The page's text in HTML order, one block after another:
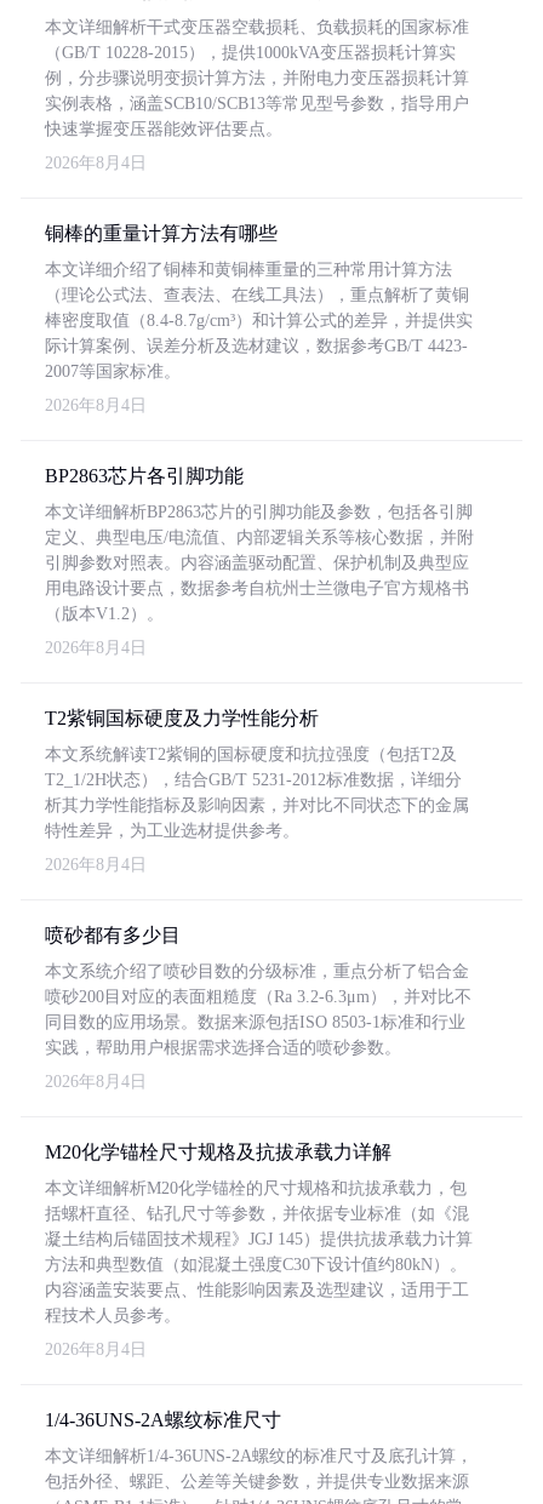
本文详细解析干式变压器空载损耗、负载损耗的国家标准
（GB/T 10228-2015），提供1000kVA变压器损耗计算实
例，分步骤说明变损计算方法，并附电力变压器损耗计算
实例表格，涵盖SCB10/SCB13等常见型号参数，指导用户
快速掌握变压器能效评估要点。
2026年8月4日
铜棒的重量计算方法有哪些
本文详细介绍了铜棒和黄铜棒重量的三种常用计算方法
（理论公式法、查表法、在线工具法），重点解析了黄铜
棒密度取值（8.4-8.7g/cm³）和计算公式的差异，并提供实
际计算案例、误差分析及选材建议，数据参考GB/T 4423-
2007等国家标准。
2026年8月4日
BP2863芯片各引脚功能
本文详细解析BP2863芯片的引脚功能及参数，包括各引脚
定义、典型电压/电流值、内部逻辑关系等核心数据，并附
引脚参数对照表。内容涵盖驱动配置、保护机制及典型应
用电路设计要点，数据参考自杭州士兰微电子官方规格书
（版本V1.2）。
2026年8月4日
T2紫铜国标硬度及力学性能分析
本文系统解读T2紫铜的国标硬度和抗拉强度（包括T2及
T2_1/2H状态），结合GB/T 5231-2012标准数据，详细分
析其力学性能指标及影响因素，并对比不同状态下的金属
特性差异，为工业选材提供参考。
2026年8月4日
喷砂都有多少目
本文系统介绍了喷砂目数的分级标准，重点分析了铝合金
喷砂200目对应的表面粗糙度（Ra 3.2-6.3μm），并对比不
同目数的应用场景。数据来源包括ISO 8503-1标准和行业
实践，帮助用户根据需求选择合适的喷砂参数。
2026年8月4日
M20化学锚栓尺寸规格及抗拔承载力详解
本文详细解析M20化学锚栓的尺寸规格和抗拔承载力，包
括螺杆直径、钻孔尺寸等参数，并依据专业标准（如《混
凝土结构后锚固技术规程》JGJ 145）提供抗拔承载力计算
方法和典型数值（如混凝土强度C30下设计值约80kN）。
内容涵盖安装要点、性能影响因素及选型建议，适用于工
程技术人员参考。
2026年8月4日
1/4-36UNS-2A螺纹标准尺寸
本文详细解析1/4-36UNS-2A螺纹的标准尺寸及底孔计算，
包括外径、螺距、公差等关键参数，并提供专业数据来源